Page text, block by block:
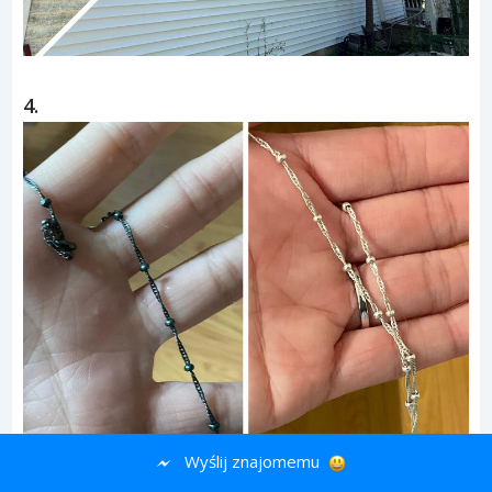
4.
Wyślij znajomemu